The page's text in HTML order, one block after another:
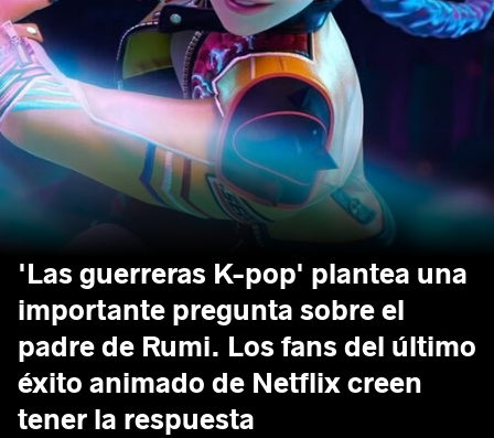
'Las guerreras K-pop' plantea una
importante pregunta sobre el
padre de Rumi. Los fans del último
éxito animado de Netflix creen
tener la respuesta